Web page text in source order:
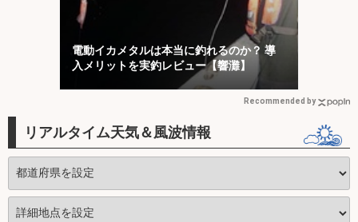
電動イカメタルは本当に釣れるのか？ 導
入メリットを実釣レビュー【響灘】
Recommended by
リアルタイム天気＆風波情報